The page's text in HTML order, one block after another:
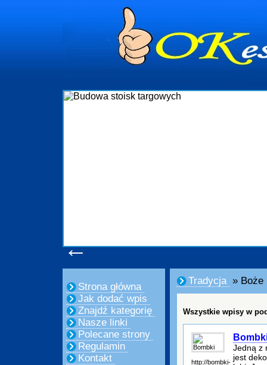
←
Strona główna
Jak dodać wpis
Znajdź kategorię
Nasze linki
Polecane strony
Regulamin
Kontakt
Tradycja » Boże
Wszystkie wpisy w
http://bombki-
Jedną z
jest